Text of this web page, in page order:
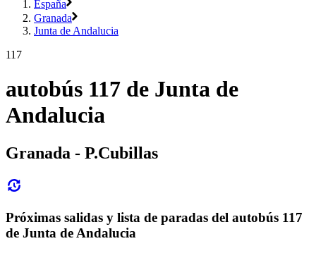
España
Granada
Junta de Andalucia
117
autobús 117 de Junta de
Andalucia
Granada - P.Cubillas
Próximas salidas y lista de paradas del autobús 117
de Junta de Andalucia